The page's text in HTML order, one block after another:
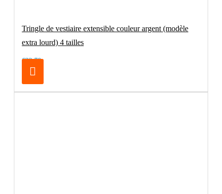
Tringle de vestiaire extensible couleur argent (modèle
extra lourd) 4 tailles
€32.70